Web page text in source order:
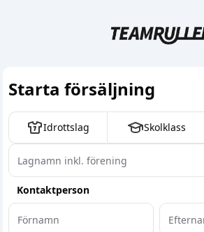
Starta försäljning
Idrottslag Skolklass
Kontaktperson